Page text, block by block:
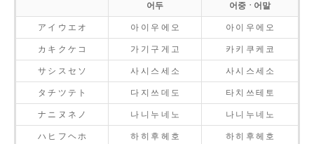
어두 어중ㆍ어말
ア イ ウ エ オ 아 이 우 에 오 아 이 우 에 오
カ キ ク ケ コ 가 기 구 게 고 카 키 쿠 케 코
サ シ ス セ ソ 사 시 스 세 소 사 시 스 세 소
タ チ ツ テ ト 다 지 쓰 데 도 타 치 쓰 테 토
ナ ニ ヌ ネ ノ 나 니 누 네 노 나 니 누 네 노
ハ ヒ フ ヘ ホ 하 히 후 헤 호 하 히 후 헤 호